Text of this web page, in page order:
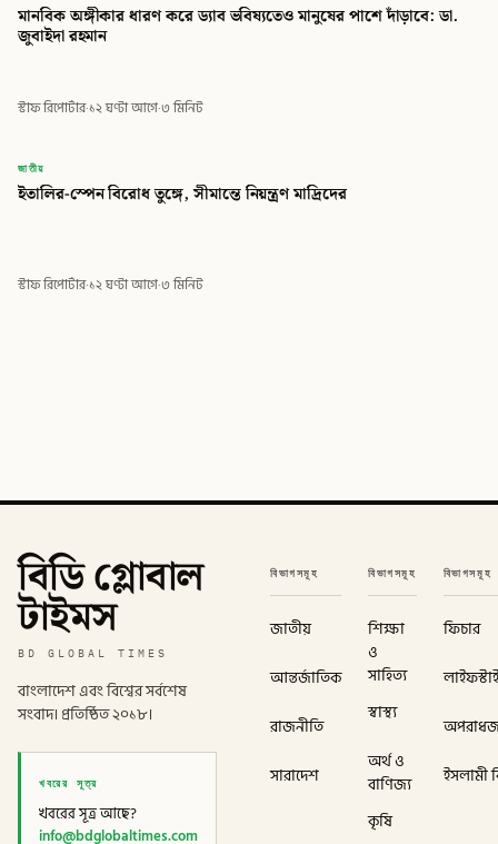
মানবিক অঙ্গীকার ধারণ করে ড্যাব ভবিষ্যতেও মানুষের পাশে দাঁড়াবে: ডা.
জুবাইদা রহমান
স্টাফ রিপোর্টার·১২ ঘণ্টা আগে·৩ মিনিট
বিডি
বিডি গ্লোবাল টাইমস
জাতীয়
ইতালির-স্পেন বিরোধ তুঙ্গে, সীমান্তে নিয়ন্ত্রণ মাদ্রিদের
স্টাফ রিপোর্টার·১২ ঘণ্টা আগে·৩ মিনিট
বিডি গ্লোবাল
টাইমস
BD GLOBAL TIMES
বাংলাদেশ এবং বিশ্বের সর্বশেষ
সংবাদ। প্রতিষ্ঠিত ২০১৮।
খবরের সূত্র
খবরের সূত্র আছে?
info@bdglobaltimes.com
বিভাগসমূহ
জাতীয়
আন্তর্জাতিক
রাজনীতি
সারাদেশ
বিভাগসমূহ
শিক্ষা
ও
সাহিত্য
স্বাস্থ্য
অর্থ ও
বাণিজ্য
কৃষি
বিভাগসমূহ
ফিচার
ইসলামী